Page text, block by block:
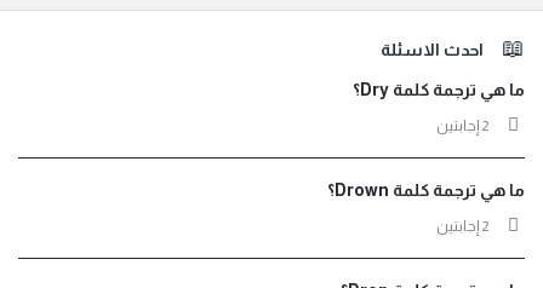
الفوتراحدث الاسئلة
ما هي ترجمة كلمة Dry؟
‫2 إجابتين
ما هي ترجمة كلمة Drown؟
‫2 إجابتين